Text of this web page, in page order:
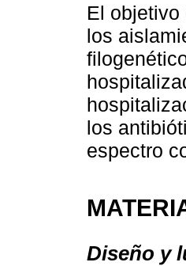
El
los
los
espectro
Diseño y